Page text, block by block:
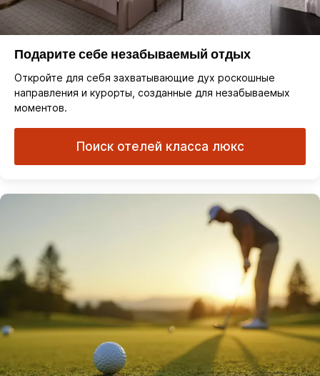
Подарите себе незабываемый отдых
Откройте для себя захватывающие дух роскошные
направления и курорты, созданные для незабываемых
моментов.
Поиск отелей класса люкс